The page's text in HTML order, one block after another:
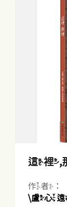
這裡,
作者：
\盧心